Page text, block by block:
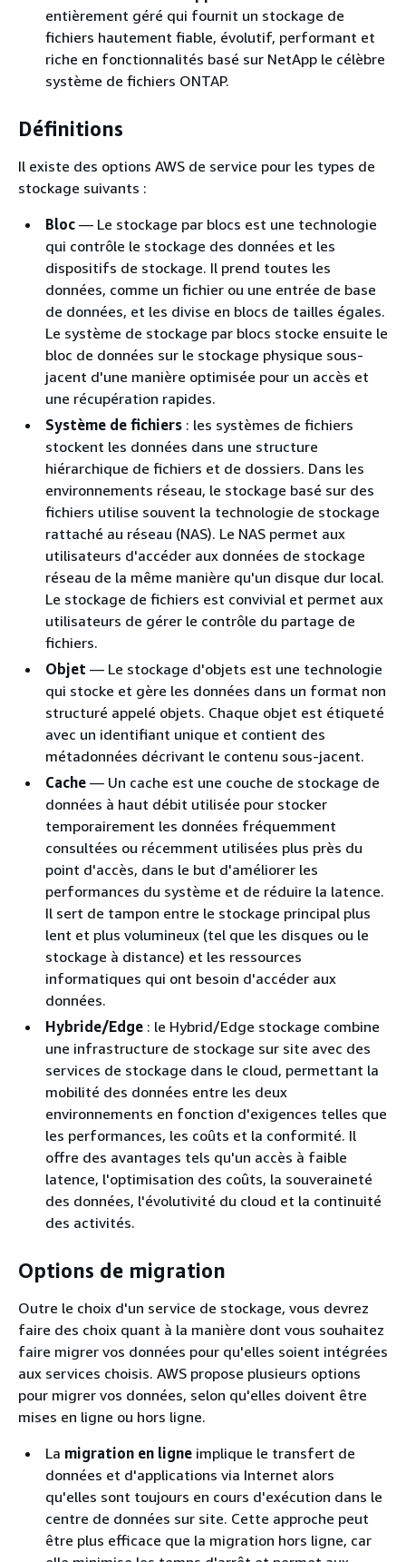
entièrement géré qui fournit un stockage de
fichiers hautement fiable, évolutif, performant et
riche en fonctionnalités basé sur NetApp le célèbre
système de fichiers ONTAP.
Définitions
Il existe des options AWS de service pour les types de
stockage suivants :
Bloc — Le stockage par blocs est une technologie
qui contrôle le stockage des données et les
dispositifs de stockage. Il prend toutes les
données, comme un fichier ou une entrée de base
de données, et les divise en blocs de tailles égales.
Le système de stockage par blocs stocke ensuite le
bloc de données sur le stockage physique sous-
jacent d'une manière optimisée pour un accès et
une récupération rapides.
Système de fichiers : les systèmes de fichiers
stockent les données dans une structure
hiérarchique de fichiers et de dossiers. Dans les
environnements réseau, le stockage basé sur des
fichiers utilise souvent la technologie de stockage
rattaché au réseau (NAS). Le NAS permet aux
utilisateurs d'accéder aux données de stockage
réseau de la même manière qu'un disque dur local.
Le stockage de fichiers est convivial et permet aux
utilisateurs de gérer le contrôle du partage de
fichiers.
Objet — Le stockage d'objets est une technologie
qui stocke et gère les données dans un format non
structuré appelé objets. Chaque objet est étiqueté
avec un identifiant unique et contient des
métadonnées décrivant le contenu sous-jacent.
Cache — Un cache est une couche de stockage de
données à haut débit utilisée pour stocker
temporairement les données fréquemment
consultées ou récemment utilisées plus près du
point d'accès, dans le but d'améliorer les
performances du système et de réduire la latence.
Il sert de tampon entre le stockage principal plus
lent et plus volumineux (tel que les disques ou le
stockage à distance) et les ressources
informatiques qui ont besoin d'accéder aux
données.
Hybride/Edge : le Hybrid/Edge stockage combine
une infrastructure de stockage sur site avec des
services de stockage dans le cloud, permettant la
mobilité des données entre les deux
environnements en fonction d'exigences telles que
les performances, les coûts et la conformité. Il
offre des avantages tels qu'un accès à faible
latence, l'optimisation des coûts, la souveraineté
des données, l'évolutivité du cloud et la continuité
des activités.
Options de migration
Outre le choix d'un service de stockage, vous devrez
faire des choix quant à la manière dont vous souhaitez
faire migrer vos données pour qu'elles soient intégrées
aux services choisis. AWS propose plusieurs options
pour migrer vos données, selon qu'elles doivent être
mises en ligne ou hors ligne.
La migration en ligne implique le transfert de
données et d'applications via Internet alors
qu'elles sont toujours en cours d'exécution dans le
centre de données sur site. Cette approche peut
être plus efficace que la migration hors ligne, car